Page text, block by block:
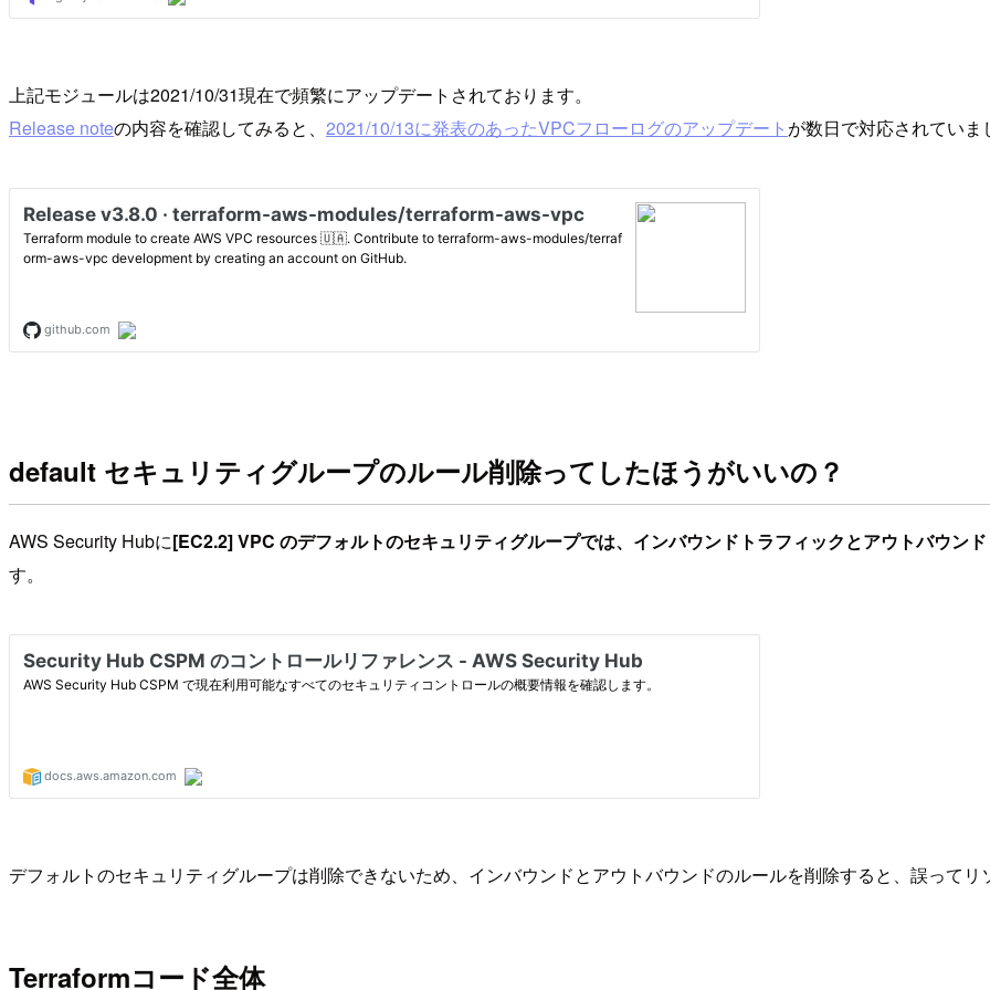
上記モジュールは2021/10/31現在で頻繁にアップデートされております。
Release noteの内容を確認してみると、 2021/10/13に発表のあったVPCフローログのアップデート が数日で対応されていま
default セキュリティグループのルール削除ってしたほうがいいの？
AWS Security Hubに[EC2.2] VPC のデフォルトのセキュリティグループでは、インバウンドトラフィックとアウトバウン
す。
デフォルトのセキュリティグループは削除できないため、インバウンドとアウトバウンドのルールを削除すると、誤って
Terraformコード全体